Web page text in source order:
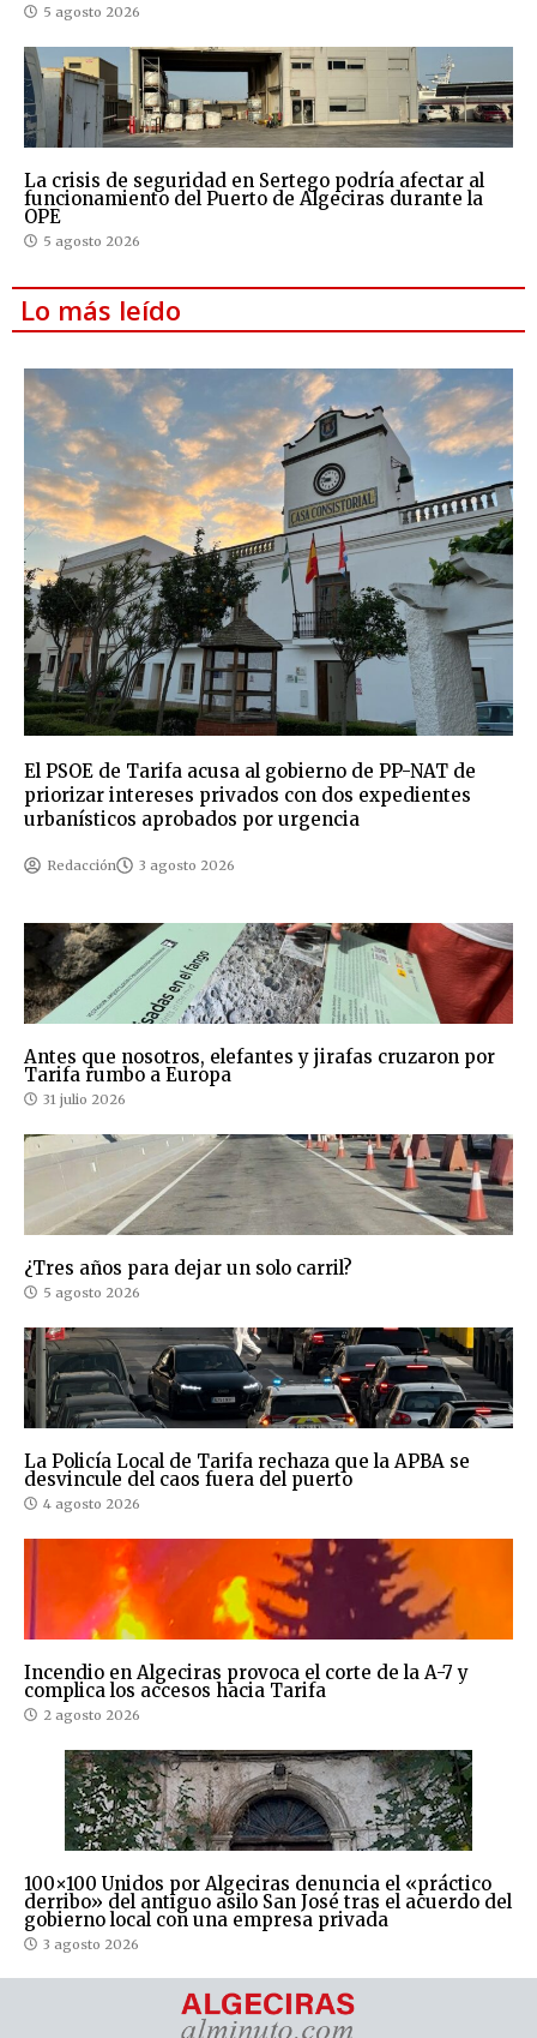
5 agosto 2026
La crisis de seguridad en Sertego podría afectar al
funcionamiento del Puerto de Algeciras durante la
OPE
5 agosto 2026
Lo más leído
El PSOE de Tarifa acusa al gobierno de PP-NAT de
priorizar intereses privados con dos expedientes
urbanísticos aprobados por urgencia
Redacción 3 agosto 2026
Antes que nosotros, elefantes y jirafas cruzaron por
Tarifa rumbo a Europa
31 julio 2026
¿Tres años para dejar un solo carril?
5 agosto 2026
La Policía Local de Tarifa rechaza que la APBA se
desvincule del caos fuera del puerto
4 agosto 2026
Incendio en Algeciras provoca el corte de la A-7 y
complica los accesos hacia Tarifa
2 agosto 2026
100×100 Unidos por Algeciras denuncia el «práctico
derribo» del antiguo asilo San José tras el acuerdo del
gobierno local con una empresa privada
3 agosto 2026